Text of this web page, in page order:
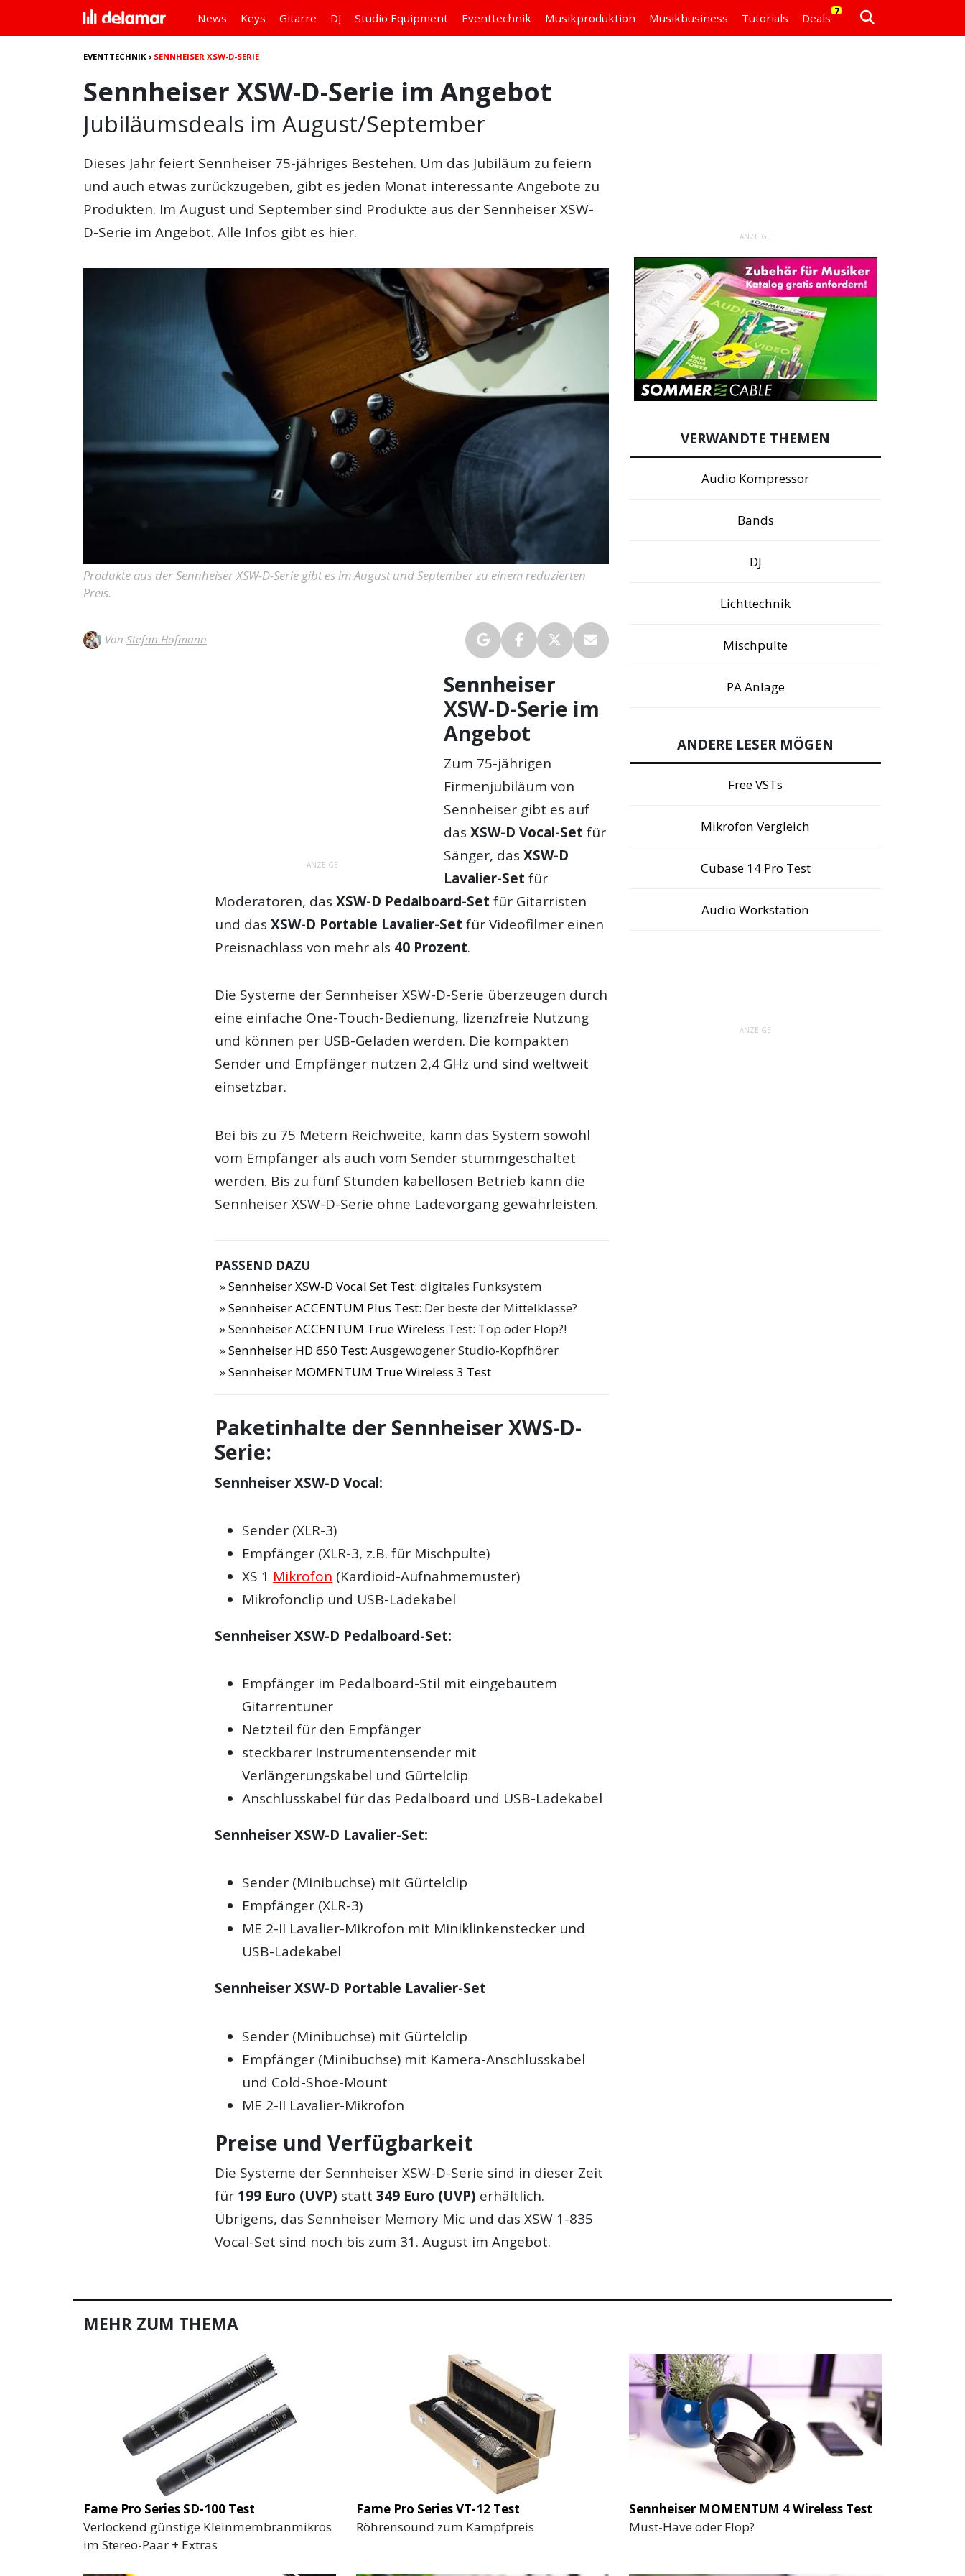
News Keys Gitarre DJ Studio Equipment Eventtechnik Musikproduktion Musikbusiness Tutorials Deals
7
EVENTTECHNIK › SENNHEISER XSW-D-SERIE
Sennheiser XSW-D-Serie im Angebot
Jubiläumsdeals im August/September
Dieses Jahr feiert Sennheiser 75-jähriges Bestehen. Um das Jubiläum zu feiern
und auch etwas zurückzugeben, gibt es jeden Monat interessante Angebote zu
Produkten. Im August und September sind Produkte aus der Sennheiser XSW-
D-Serie im Angebot. Alle Infos gibt es hier.
Produkte aus der Sennheiser XSW-D-Serie gibt es im August und September zu einem reduzierten
Preis.
Von Stefan Hofmann
ANZEIGE
Sennheiser
XSW-D-Serie im
Angebot
Zum 75-jährigen
Firmenjubiläum von
Sennheiser gibt es auf
dasXSW-D Vocal-Set für
Sänger, dasXSW-D
Lavalier-Set für
Moderatoren, dasXSW-D Pedalboard-Set für Gitarristen
und dasXSW-D Portable Lavalier-Set für Videofilmer einen
Preisnachlass von mehr als 40 Prozent.
Die Systeme der Sennheiser XSW-D-Serie überzeugen durch
eine einfache One-Touch-Bedienung, lizenzfreie Nutzung
und können per USB-Geladen werden. Die kompakten
Sender und Empfänger nutzen 2,4 GHz und sind weltweit
einsetzbar.
Bei bis zu 75 Metern Reichweite, kann das System sowohl
vom Empfänger als auch vom Sender stummgeschaltet
werden. Bis zu fünf Stunden kabellosen Betrieb kann die
Sennheiser XSW-D-Serie ohne Ladevorgang gewährleisten.
PASSEND DAZU
Sennheiser XSW-D Vocal Set Test: digitales Funksystem
Sennheiser ACCENTUM Plus Test: Der beste der Mittelklasse?
Sennheiser ACCENTUM True Wireless Test: Top oder Flop?!
Sennheiser HD 650 Test: Ausgewogener Studio-Kopfhörer
Sennheiser MOMENTUM True Wireless 3 Test
Paketinhalte der Sennheiser XWS-D-
Serie:
Sennheiser XSW-D Vocal:
Sender (XLR-3)
Empfänger (XLR-3, z.B. für Mischpulte)
XS 1 Mikrofon (Kardioid-Aufnahmemuster)
Mikrofonclip und USB-Ladekabel
Sennheiser XSW-D Pedalboard-Set:
Empfänger im Pedalboard-Stil mit eingebautem
Gitarrentuner
Netzteil für den Empfänger
steckbarer Instrumentensender mit
Verlängerungskabel und Gürtelclip
Anschlusskabel für das Pedalboard und USB-Ladekabel
Sennheiser XSW-D Lavalier-Set:
Sender (Minibuchse) mit Gürtelclip
Empfänger (XLR-3)
ME 2-II Lavalier-Mikrofon mit Miniklinkenstecker und
USB-Ladekabel
Sennheiser XSW-D Portable Lavalier-Set
Sender (Minibuchse) mit Gürtelclip
Empfänger (Minibuchse) mit Kamera-Anschlusskabel
und Cold-Shoe-Mount
ME 2-II Lavalier-Mikrofon
Preise und Verfügbarkeit
Die Systeme der Sennheiser XSW-D-Serie sind in dieser Zeit
für 199 Euro (UVP) statt349 Euro (UVP) erhältlich.
Übrigens, das Sennheiser Memory Mic und das XSW 1-835
Vocal-Set sind noch bis zum 31. August im Angebot.
ANZEIGE
VERWANDTE THEMEN
Audio Kompressor
Bands
DJ
Lichttechnik
Mischpulte
PA Anlage
ANDERE LESER MÖGEN
Free VSTs
Mikrofon Vergleich
Cubase 14 Pro Test
Audio Workstation
ANZEIGE
MEHR ZUM THEMA
Fame Pro Series SD-100 Test
Verlockend günstige Kleinmembranmikros
im Stereo-Paar + Extras
Fame Pro Series VT-12 Test
Röhrensound zum Kampfpreis
Sennheiser MOMENTUM 4 Wireless Test
Must-Have oder Flop?